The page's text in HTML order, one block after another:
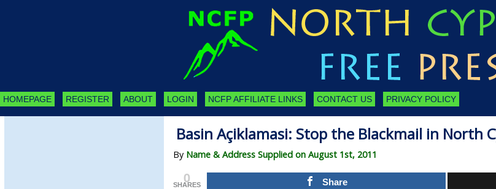
HOMEPAGE REGISTER ABOUT LOGIN NCFP AFFILIATE LINKS CONTACT US PRIVACY POLICY
Basin Açiklamasi: Stop the Blackmail in North
By Name & Address Supplied on August 1st, 2011
0
SHARES Share